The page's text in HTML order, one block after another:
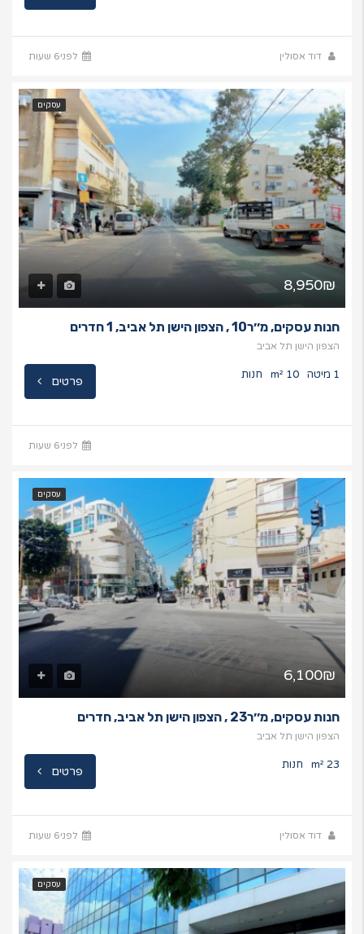
דוד אסולין לפני6 שעות
עסקים
8,950₪
חנות עסקים, מ׳׳ר10 , הצפון הישן תל אביב, 1 חדרים
הצפון הישן תל אביב
1 מיטה 10 m² חנות פרטים
לפני6 שעות
עסקים
6,100₪
חנות עסקים, מ׳׳ר23 , הצפון הישן תל אביב, חדרים
הצפון הישן תל אביב
23 m² חנות פרטים
דוד אסולין לפני6 שעות
עסקים